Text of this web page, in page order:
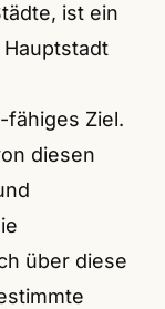
ist ein
fähiges Ziel.
diesen
über diese